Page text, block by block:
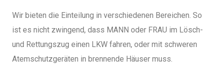
Wir bieten die Einteilung in verschiedenen Bereichen. So
ist es nicht zwingend, dass MANN oder FRAU im Lösch-
und Rettungszug einen LKW fahren, oder mit schweren
Atemschutzgeräten in brennende Häuser muss.